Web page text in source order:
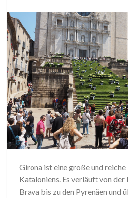
Girona ist eine große und
Kataloniens. Es verläuft von der
Brava bis zu den Pyrenäen und